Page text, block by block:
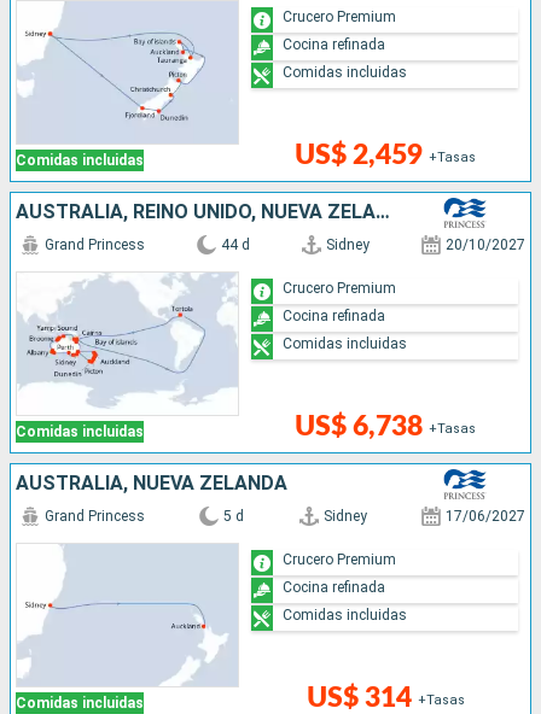
Comidas incluidas US$ 2,459 +Tasas
Crucero Premium
Cocina refinada
Comidas incluidas
AUSTRALIA, REINO UNIDO, NUEVA ZELANDA
Comidas incluidas
Grand Princess 44 d Sidney 20/10/2027
US$ 6,738 +Tasas
Crucero Premium
Cocina refinada
Comidas incluidas
AUSTRALIA, NUEVA ZELANDA
Comidas incluidas
Grand Princess 5 d Sidney 17/06/2027
US$ 314 +Tasas
Crucero Premium
Cocina refinada
Comidas incluidas